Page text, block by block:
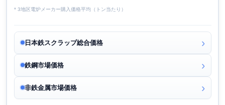
* 3地区電炉メーカー購入価格平均（トン当たり）
日本鉄スクラップ総合価格
鉄鋼市場価格
非鉄金属市場価格